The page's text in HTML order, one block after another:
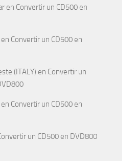
en Convertir un CD500 en
en Convertir un CD500 en
(ITALY) en Convertir un
en Convertir un CD500 en
un CD500 en DVD800